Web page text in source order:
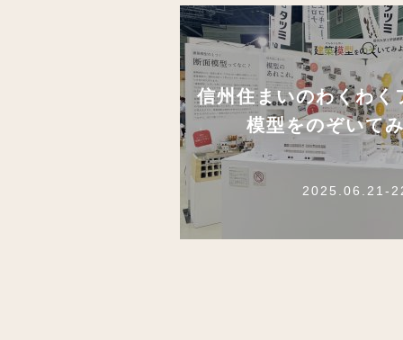
信州住まいのわくわく
模型をのぞいて
2025.06.21-